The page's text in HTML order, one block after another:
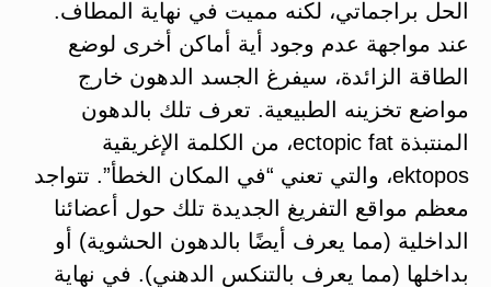
الحل براجماتي، لكنه مميت في نهاية المطاف.
عند مواجهة عدم وجود أية أماكن أخرى لوضع
الطاقة الزائدة، سيفرغ الجسد الدهون خارج
مواضع تخزينه الطبيعية. تعرف تلك بالدهون
المنتبذة ectopic fat، من الكلمة الإغريقية
ektopos، والتي تعني “في المكان الخطأ”. تتواجد
معظم مواقع التفريغ الجديدة تلك حول أعضائنا
الداخلية (مما يعرف أيضًا بالدهون الحشوية) أو
بداخلها (مما يعرف بالتنكس الدهني). في نهاية